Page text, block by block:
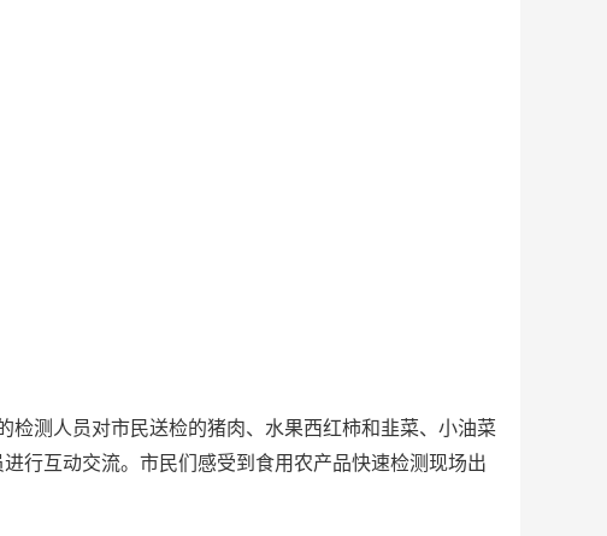
测人员对市民送检的猪肉、水果西红柿和韭菜、小油菜
行互动交流。市民们感受到食用农产品快速检测现场出